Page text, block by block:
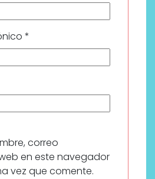
*
correo
en este navegador
vez que comente.